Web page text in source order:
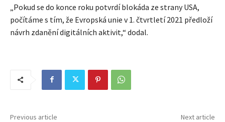
„Pokud se do konce roku potvrdí blokáda ze strany USA,
počítáme s tím, že Evropská unie v 1. čtvrtletí 2021 předloží
návrh zdanění digitálních aktivit,“ dodal.
Previous article Next article